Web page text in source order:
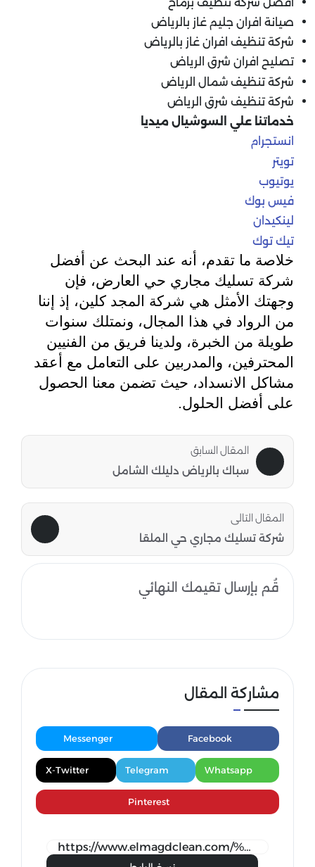
صيانة افران جليم غاز بالرياض
شركة تنظيف افران غاز بالرياض
تصليح افران شرق الرياض
شركة تنظيف شمال الرياض
شركة تنظيف شرق الرياض
خدماتنا علي السوشيال ميديا
انستجرام
تويتر
يوتيوب
فيس بوك
لينكيدان
تيك توك
خلاصة ما تقدم، أنه عند البحث عن أفضل
شركة تسليك مجاري حي العارض، فإن
وجهتك الأمثل هي شركة المجد كلين، إذ إننا
من الرواد في هذا المجال، ونمتلك سنوات
طويلة من الخبرة، ولدينا فريق من الفنيين
المحترفين، والمدربين على التعامل مع أعقد
مشاكل الانسداد، حيث تضمن معنا الحصول
على أفضل الحلول.
المقال السابق
سباك بالرياض دليلك الشامل
المقال التالى
شركة تسليك مجاري حي الملقا
قُم بإرسال تقيمك النهائي
مشاركة المقال
Facebook
Messenger
Whatsapp
Telegram
X-Twitter
Pinterest